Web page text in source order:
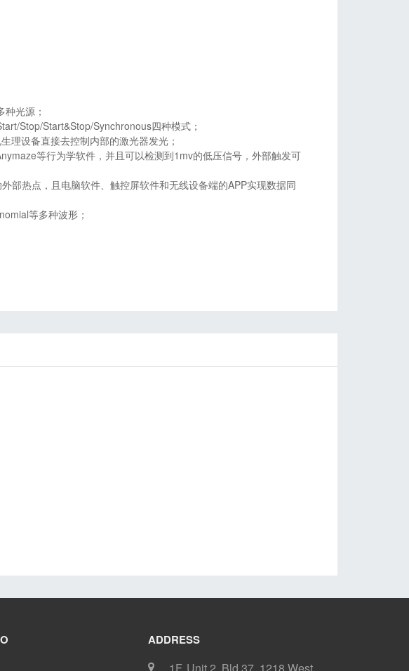
光源；
Stop/Start&Stop/Synchronous四种模式；
理设备直接去控制内部的激光器发光；
等行为学软件，并且可以检测到1mv的低压信号，外部触发可
部热点，且电脑软件、触控屏软件和无线设备端的APP实现数据同
等多种波形；
ADDRESS